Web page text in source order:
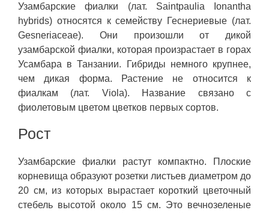
Узамбарские фиалки (лат. Saintpaulia Ionantha
hybrids) относятся к семейству Геснериевые (лат.
Gesneriaceae). Они произошли от дикой
узамбарской фиалки, которая произрастает в горах
Усамбара в Танзании. Гибриды немного крупнее,
чем дикая форма. Растение не относится к
фиалкам (лат. Viola). Название связано с
фиолетовым цветом цветков первых сортов.
Рост
Узамбарские фиалки растут компактно. Плоские
корневища образуют розетки листьев диаметром до
20 см, из которых вырастает короткий цветочный
стебель высотой около 15 см. Это вечнозеленые